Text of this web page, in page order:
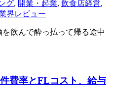
グ, 開業・起業, 飲食店経営,
界レビュー
を飲んで酔っ払って帰る途中
費率とFLコスト、給与